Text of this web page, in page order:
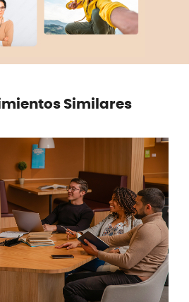
Similares